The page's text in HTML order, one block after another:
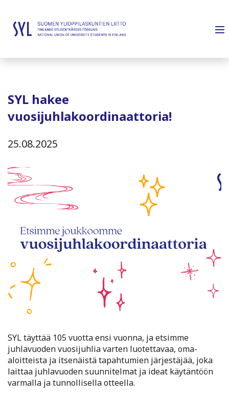
SYL hakee
vuosijuhlakoordinaattoria!
25.08.2025
SYL täyttää 105 vuotta ensi vuonna, ja etsimme
juhlavuoden vuosijuhlia varten luotettavaa, oma-
aloitteista ja itsenäistä tapahtumien järjestäjää, joka
laittaa juhlavuoden suunnitelmat ja ideat käytäntöön
varmalla ja tunnollisella otteella.